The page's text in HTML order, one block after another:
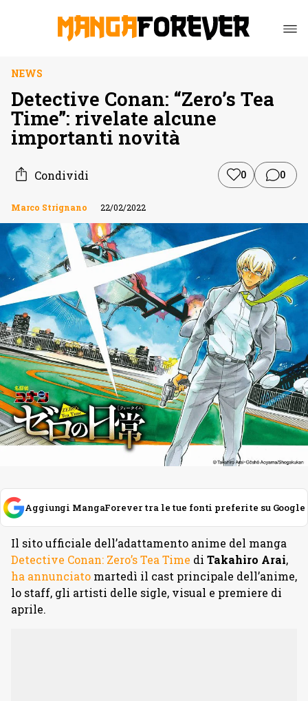
NEWS
Detective Conan: “Zero’s Tea
Time”: rivelate alcune
importanti novità
Condividi 0 0
Marco Strignano 22/02/2022
Aggiungi MangaForever tra le tue fonti preferite su Google
Il sito ufficiale dell’adattamento anime del manga
Detective Conan: Zero’s Tea Time di Takahiro Arai,
ha annunciato martedì il cast principale dell’anime,
lo staff, gli artisti delle sigle, visual e premiere di
aprile.